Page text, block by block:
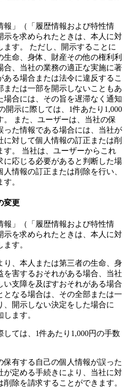
報」（「履歴情報および特性情
示を求められたときは、本人に対
ます。 ただし、開示することに
生命、身体、財産その他の権利利
合、当社の業務の適正な実施に著
ある場合または法令に違反するこ
または一部を開示しないこともあ
場合には、その旨を遅滞なく通知
開示に際しては、1件あたり1,000
。 また、ユーザーは、当社の保
った情報である場合には、当社が
対して個人情報の訂正または削
す。 当社は、ユーザーからこれ
に応じる必要があると判断した場
情報の訂正または削除を行い、
。
変更
報」（「履歴情報および特性情
示を求められたときは、本人に対
す。
り、本人または第三者の生命、身
を害するおそれがある場合、当社
い支障を及ぼすおそれがある場合
となる場合は、その全部または一
開示しない決定をした場合に
ます。
ては、1件あたり1,000円の手数
保有する自己の個人情報が誤った
が定める手続きにより、当社に対
除を請求することができます。